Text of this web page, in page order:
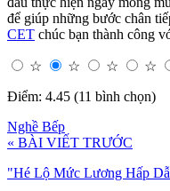
để giúp những bước chân
CET chúc bạn thành công
☆ ☆ ☆ ☆
Điểm: 4.45 (11 bình chọn)
Nghề Bếp
« BÀI VIẾT TRƯỚC
"Hé Lộ Mức Lương Hấp